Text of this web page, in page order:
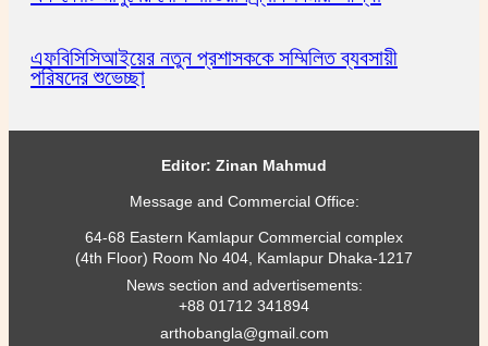
এফবিসিসিআইয়ের নতুন প্রশাসককে সম্মিলিত ব্যবসায়ী
পরিষদের শুভেচ্ছা
Editor: Zinan Mahmud
Message and Commercial Office:
64-68 Eastern Kamlapur Commercial complex
(4th Floor) Room No 404, Kamlapur Dhaka-1217
News section and advertisements:
+88 01712 341894
arthobangla@gmail.com